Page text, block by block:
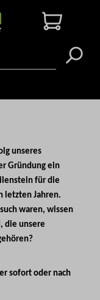
unseres
Gründung ein
für die
letzten Jahren.
waren, wissen
die unsere
sofort oder nach